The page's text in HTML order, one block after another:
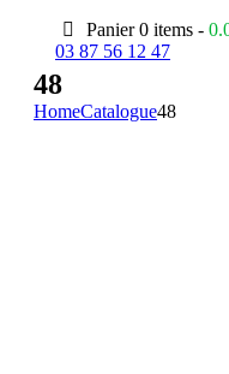
Panier 0 items -
03 87 56 12 47
48
HomeCatalogue48